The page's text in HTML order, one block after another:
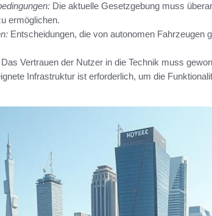
Die aktuelle Gesetzgebung muss
ermöglichen.
Entscheidungen, die von autonomen Fahrzeugen
Das Vertrauen der Nutzer in die Technik muss
Infrastruktur ist erforderlich, um die